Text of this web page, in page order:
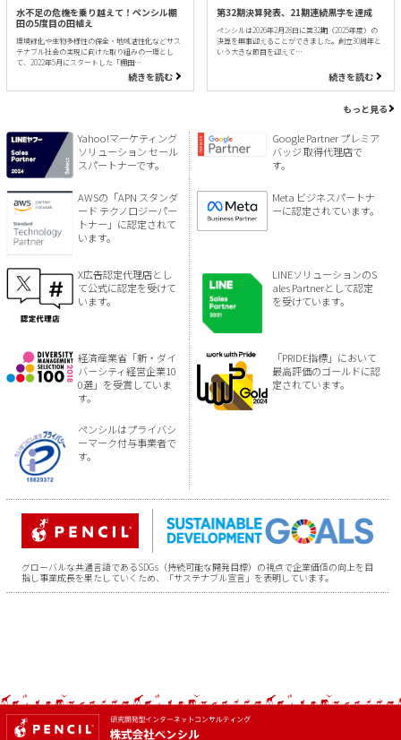
水不足の危機を乗り越えて！ペンシル棚
田の5度目の田植え
環境緑化や生物多様性の保全・地域活性化などサス
テナブル社会の実現に向けた取り組みの一環とし
て、2022年5月にスタートした「棚田…
続きを読む
第32期決算発表、21期連続黒字を達成
ペンシルは2026年2月28日に第32期（2025年度）の
決算を無事迎えることができました。創立30周年と
いう大きな節目を迎えて…
続きを読む
もっと見る
Yahoo!マーケティング
ソリューション セール
スパートナーです。
Google Partner プレミア
バッジ 取得代理店で
す。
AWSの「APN スタンダ
ード テクノロジーパー
トナー」に認定されて
います。
Meta ビジネスパートナ
ーに認定されています。
X広告認定代理店とし
て公式に認定を受けて
います。
LINEソリューションのS
ales Partnerとして認定
を受けています。
経済産業省「新・ダイ
バーシティ経営企業10
0選」を受賞していま
す。
「PRIDE指標」において
最高評価のゴールドに認
定されています。
ペンシルはプライバシ
ーマーク付与事業者で
す。
グローバルな共通言語であるSDGs（持続可能な開発目標）の視点で企業価値の向上を目
指し事業成長を果たしていくため、「サステナブル宣言」を表明しています。